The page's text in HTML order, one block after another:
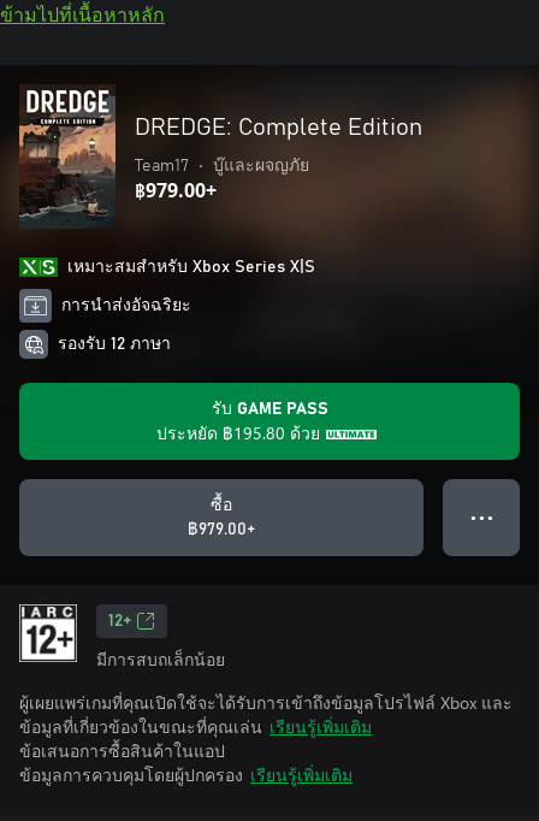
ข้ามไปที่เนื้อหาหลัก
DREDGE: Complete Edition
Team17 • บู๊และผจญภัย
฿979.00+
เหมาะสมสําหรับ Xbox Series X|S
การนำส่งอัจฉริยะ
รองรับ 12 ภาษา
รับ GAME PASS
ประหยัด ฿195.80 ด้วย
ซื้อ
฿979.00+
● ● ●
12+
มีการสบถเล็กน้อย
ผู้เผยแพร่เกมที่คุณเปิดใช้จะได้รับการเข้าถึงข้อมูลโปรไฟล์ Xbox และ
ข้อมูลที่เกี่ยวข้องในขณะที่คุณเล่น เรียนรู้เพิ่มเติม
ข้อเสนอการซื้อสินค้าในแอป
ข้อมูลการควบคุมโดยผู้ปกครอง เรียนรู้เพิ่มเติม